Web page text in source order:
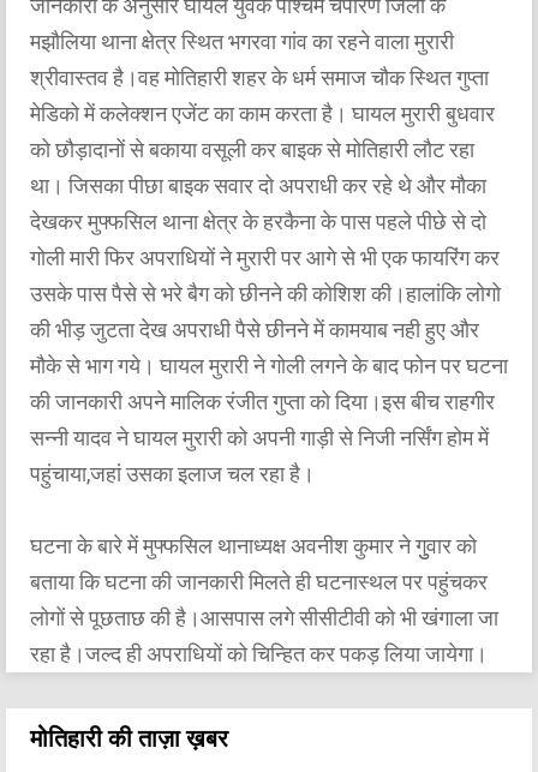
जानकारी के अनुसार घायल युवक पश्चिम चंपारण जिला के
मझौलिया थाना क्षेत्र स्थित भगरवा गांव का रहने वाला मुरारी
श्रीवास्तव है।वह मोतिहारी शहर के धर्म समाज चौक स्थित गुप्ता
मेडिको में कलेक्शन एजेंट का काम करता है। घायल मुरारी बुधवार
को छौड़ादानों से बकाया वसूली कर बाइक से मोतिहारी लौट रहा
था। जिसका पीछा बाइक सवार दो अपराधी कर रहे थे और मौका
देखकर मुफ्फसिल थाना क्षेत्र के हरकैना के पास पहले पीछे से दो
गोली मारी फिर अपराधियों ने मुरारी पर आगे से भी एक फायरिंग कर
उसके पास पैसे से भरे बैग को छीनने की कोशिश की।हालांकि लोगो
की भीड़ जुटता देख अपराधी पैसे छीनने में कामयाब नही हुए और
मौके से भाग गये। घायल मुरारी ने गोली लगने के बाद फोन पर घटना
की जानकारी अपने मालिक रंजीत गुप्ता को दिया।इस बीच राहगीर
सन्नी यादव ने घायल मुरारी को अपनी गाड़ी से निजी नर्सिंग होम में
पहुंचाया,जहां उसका इलाज चल रहा है।
घटना के बारे में मुफ्फसिल थानाध्यक्ष अवनीश कुमार ने गुुवार को
बताया कि घटना की जानकारी मिलते ही घटनास्थल पर पहुंचकर
लोगों से पूछताछ की है।आसपास लगे सीसीटीवी को भी खंगाला जा
रहा है।जल्द ही अपराधियों को चिन्हित कर पकड़ लिया जायेगा।
मोतिहारी की ताज़ा ख़बर